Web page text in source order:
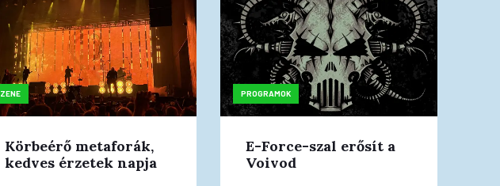
ZENE
Körbeérő metaforák,
kedves érzetek napja
PROGRAMOK
E-Force-szal erősít a
Voivod